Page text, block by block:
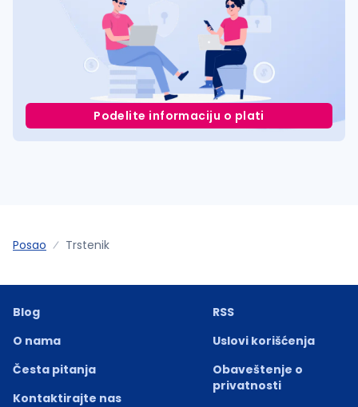
Podelite informaciju o plati
Posao Trstenik
Blog
O nama
Česta pitanja
Kontaktirajte nas
RSS
Uslovi korišćenja
Obaveštenje o
privatnosti